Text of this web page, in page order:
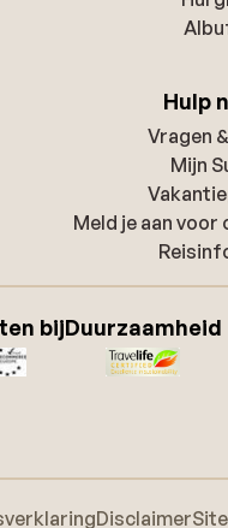
Hulp
Vragen
Mijn
Meld je aan
bijDuurzaamheid
Disclaimer